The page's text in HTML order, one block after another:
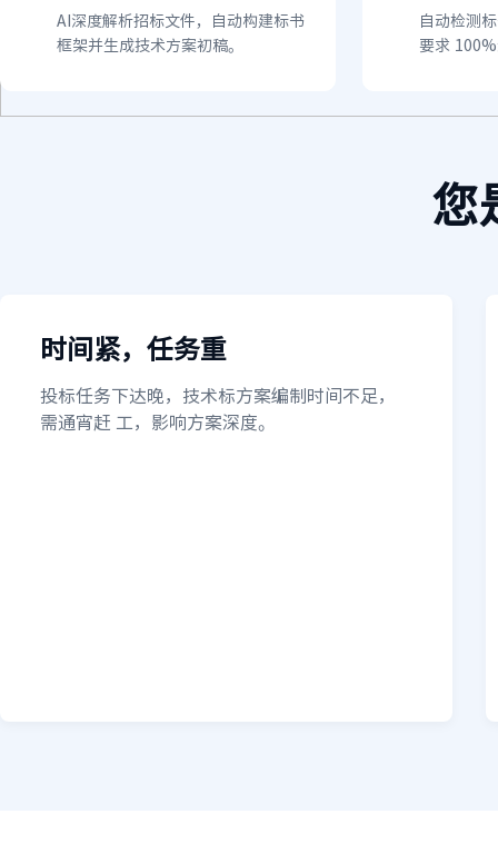
AI深度解析招标文件，自动构建标书
框架并生成技术方案初稿。
自动检测
要求
您
时间紧，任务重
投标任务下达晚，技术标方案编制时间不足，
需通宵赶 工，影响方案深度。